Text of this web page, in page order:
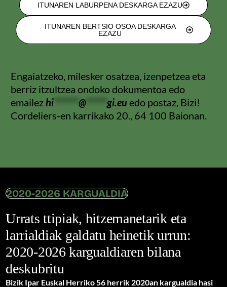
ITUNAREN LABURPENA DESKARGA EZAZU
ITUNAREN BERTSIO OSOA DESKARGA
EZAZU
Engaiatzeko, milesker osatzea, izenpetzea eta
berriz itzultzea ondoko dokumentoa edo
emailezhi *******@****** gi.euedo postaz, Bizi!
Cordeliers-en karrikako 20., 64 100 Baionan.
2020-2026 KARGUALDIA
Bizik Ipar Euskal Herriko 56 herrik 2020an kargualdia hasi
Urrats ttipiak, hitzemanetarik eta
larrialdiak galdatu heinetik urrun:
2020-2026 kargualdiaren bilana
deskubritu